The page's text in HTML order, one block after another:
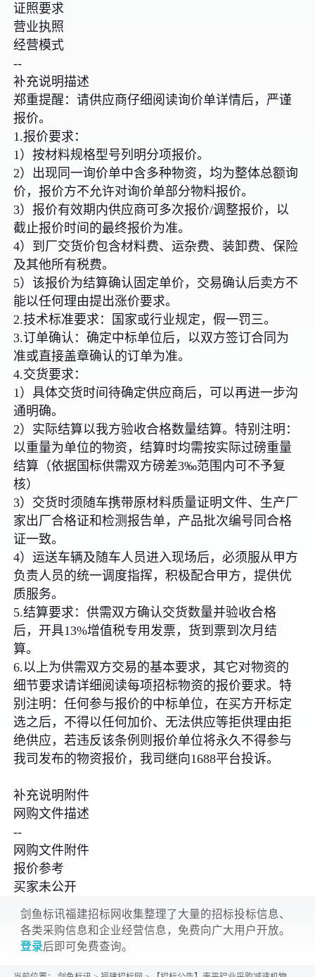
证照要求
营业执照
经营模式
--
补充说明描述
郑重提醒：请供应商仔细阅读询价单详情后，严谨
报价。
1.报价要求：
1）按材料规格型号列明分项报价。
2）出现同一询价单中含多种物资，均为整体总额询
价，报价方不允许对询价单部分物料报价。
3）报价有效期内供应商可多次报价/调整报价，以
截止报价时间的最终报价为准。
4）到厂交货价包含材料费、运杂费、装卸费、保险
及其他所有税费。
5）该报价为结算确认固定单价，交易确认后卖方不
能以任何理由提出涨价要求。
2.技术标准要求：国家或行业规定，假一罚三。
3.订单确认：确定中标单位后，以双方签订合同为
准或直接盖章确认的订单为准。
4.交货要求：
1）具体交货时间待确定供应商后，可以再进一步沟
通明确。
2）实际结算以我方验收合格数量结算。特别注明：
以重量为单位的物资，结算时均需按实际过磅重量
结算（依据国标供需双方磅差3‰范围内可不予复
核）
3）交货时须随车携带原材料质量证明文件、生产厂
家出厂合格证和检测报告单，产品批次编号同合格
证一致。
4）运送车辆及随车人员进入现场后，必须服从甲方
负责人员的统一调度指挥，积极配合甲方，提供优
质服务。
5.结算要求：供需双方确认交货数量并验收合格
后，开具13%增值税专用发票，货到票到次月结
算。
6.以上为供需双方交易的基本要求，其它对物资的
细节要求请详细阅读每项招标物资的报价要求。特
别注明：任何参与报价的中标单位，在买方开标定
选之后，不得以任何加价、无法供应等拒供理由拒
绝供应，若违反该条例则报价单位将永久不得参与
我司发布的物资报价，我司继向1688平台投诉。
补充说明附件
网购文件描述
--
网购文件附件
报价参考
买家未公开
剑鱼标讯福建招标网收集整理了大量的招标投标信息、
各类采购信息和企业经营信息，免费向广大用户开放。
登录后即可免费查询。